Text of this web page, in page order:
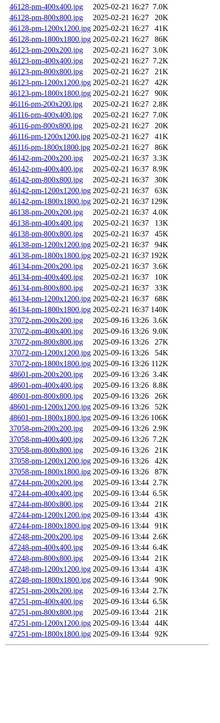
46128-pm-400x400.jpg 2025-02-21 16:27 7.0K
46128-pm-800x800.jpg
2025-02-21 16:27
20K
46128-pm-1200x1200.jpg 2025-02-21 16:27
41K
46128-pm-1800x1800.jpg 2025-02-21 16:27
86K
46123-pm-200x200.jpg
2025-02-21 16:27 3.0K
46123-pm-400x400.jpg
2025-02-21 16:27 7.2K
46123-pm-800x800.jpg
2025-02-21 16:27
21K
46123-pm-1200x1200.jpg 2025-02-21 16:27
42K
46123-pm-1800x1800.jpg 2025-02-21 16:27
90K
46116-pm-200x200.jpg
2025-02-21 16:27 2.8K
46116-pm-400x400.jpg
2025-02-21 16:27 7.0K
46116-pm-800x800.jpg
2025-02-21 16:27
20K
46116-pm-1200x1200.jpg 2025-02-21 16:27
41K
46116-pm-1800x1800.jpg 2025-02-21 16:27
86K
46142-pm-200x200.jpg
2025-02-21 16:37 3.3K
46142-pm-400x400.jpg
2025-02-21 16:37 8.9K
46142-pm-800x800.jpg
2025-02-21 16:37
30K
46142-pm-1200x1200.jpg 2025-02-21 16:37
63K
46142-pm-1800x1800.jpg 2025-02-21 16:37 129K
46138-pm-200x200.jpg
2025-02-21 16:37 4.0K
46138-pm-400x400.jpg
2025-02-21 16:37
13K
46138-pm-800x800.jpg
2025-02-21 16:37
45K
46138-pm-1200x1200.jpg 2025-02-21 16:37
94K
46138-pm-1800x1800.jpg 2025-02-21 16:37 192K
46134-pm-200x200.jpg
2025-02-21 16:37 3.6K
46134-pm-400x400.jpg
2025-02-21 16:37
10K
46134-pm-800x800.jpg
2025-02-21 16:37
33K
46134-pm-1200x1200.jpg 2025-02-21 16:37
68K
46134-pm-1800x1800.jpg 2025-02-21 16:37 140K
37072-pm-200x200.jpg
2025-09-16 13:26 3.6K
37072-pm-400x400.jpg
2025-09-16 13:26 9.0K
37072-pm-800x800.jpg
2025-09-16 13:26
27K
37072-pm-1200x1200.jpg 2025-09-16 13:26
54K
37072-pm-1800x1800.jpg 2025-09-16 13:26 112K
48601-pm-200x200.jpg
2025-09-16 13:26 3.4K
48601-pm-400x400.jpg
2025-09-16 13:26 8.8K
48601-pm-800x800.jpg
2025-09-16 13:26
26K
48601-pm-1200x1200.jpg 2025-09-16 13:26
52K
48601-pm-1800x1800.jpg 2025-09-16 13:26 106K
37058-pm-200x200.jpg
2025-09-16 13:26 2.9K
37058-pm-400x400.jpg
2025-09-16 13:26 7.2K
37058-pm-800x800.jpg
2025-09-16 13:26
21K
37058-pm-1200x1200.jpg 2025-09-16 13:26
42K
37058-pm-1800x1800.jpg 2025-09-16 13:26
87K
47244-pm-200x200.jpg
2025-09-16 13:44 2.7K
47244-pm-400x400.jpg
2025-09-16 13:44 6.5K
47244-pm-800x800.jpg
2025-09-16 13:44
21K
47244-pm-1200x1200.jpg 2025-09-16 13:44
43K
47244-pm-1800x1800.jpg 2025-09-16 13:44
91K
47248-pm-200x200.jpg
2025-09-16 13:44 2.6K
47248-pm-400x400.jpg
2025-09-16 13:44 6.4K
47248-pm-800x800.jpg
2025-09-16 13:44
21K
47248-pm-1200x1200.jpg 2025-09-16 13:44
43K
47248-pm-1800x1800.jpg 2025-09-16 13:44
90K
47251-pm-200x200.jpg
2025-09-16 13:44 2.7K
47251-pm-400x400.jpg
2025-09-16 13:44 6.5K
47251-pm-800x800.jpg
2025-09-16 13:44
21K
47251-pm-1200x1200.jpg 2025-09-16 13:44
44K
47251-pm-1800x1800.jpg 2025-09-16 13:44 92K